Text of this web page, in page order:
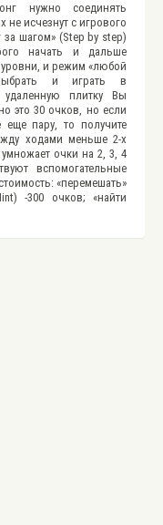
нужно соединять
исчезнут с игрового
шагом» (Step by step)
начать и дальше
и режим «любой
и играть в
плитку Вы
это 30 очков, но если
пару, то получите
ходами меньше 2-х
очки на 2, 3, 4
вспомогательные
«перемешать»
-300 очков; «найти